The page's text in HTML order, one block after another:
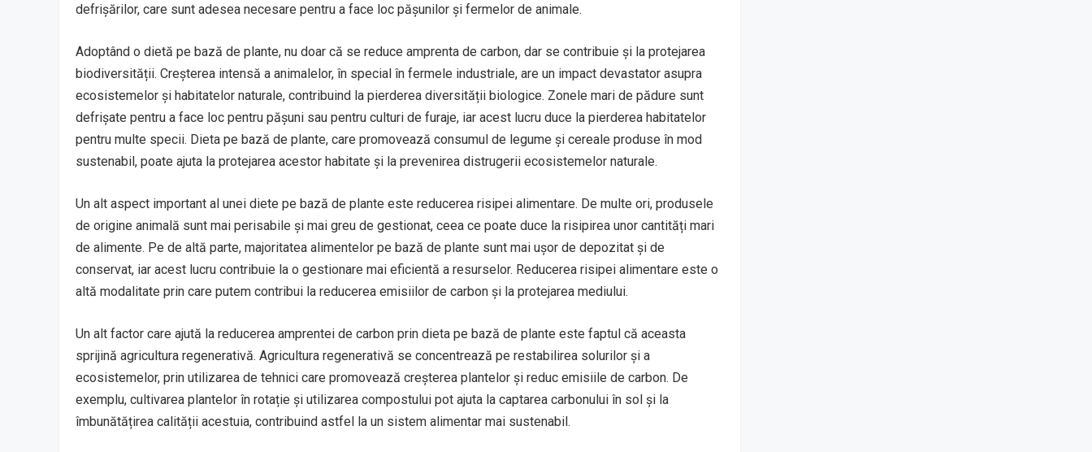
defrișărilor, care sunt adesea necesare pentru a face loc pășunilor și fermelor de animale.
Adoptând o dietă pe bază de plante, nu doar că se reduce amprenta de carbon, dar se contribuie și la protejarea
biodiversității. Creșterea intensă a animalelor, în special în fermele industriale, are un impact devastator asupra
ecosistemelor și habitatelor naturale, contribuind la pierderea diversității biologice. Zonele mari de pădure sunt
defrișate pentru a face loc pentru pășuni sau pentru culturi de furaje, iar acest lucru duce la pierderea habitatelor
pentru multe specii. Dieta pe bază de plante, care promovează consumul de legume și cereale produse în mod
sustenabil, poate ajuta la protejarea acestor habitate și la prevenirea distrugerii ecosistemelor naturale.
Un alt aspect important al unei diete pe bază de plante este reducerea risipei alimentare. De multe ori, produsele
de origine animală sunt mai perisabile și mai greu de gestionat, ceea ce poate duce la risipirea unor cantități mari
de alimente. Pe de altă parte, majoritatea alimentelor pe bază de plante sunt mai ușor de depozitat și de
conservat, iar acest lucru contribuie la o gestionare mai eficientă a resurselor. Reducerea risipei alimentare este o
altă modalitate prin care putem contribui la reducerea emisiilor de carbon și la protejarea mediului.
Un alt factor care ajută la reducerea amprentei de carbon prin dieta pe bază de plante este faptul că aceasta
sprijină agricultura regenerativă. Agricultura regenerativă se concentrează pe restabilirea solurilor și a
ecosistemelor, prin utilizarea de tehnici care promovează creșterea plantelor și reduc emisiile de carbon. De
exemplu, cultivarea plantelor în rotație și utilizarea compostului pot ajuta la captarea carbonului în sol și la
îmbunătățirea calității acestuia, contribuind astfel la un sistem alimentar mai sustenabil.